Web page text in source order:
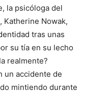
la psicóloga del
Katherine Nowak,
tras unas
su tía en su lecho
realmente?
un accidente de
mintiendo durante